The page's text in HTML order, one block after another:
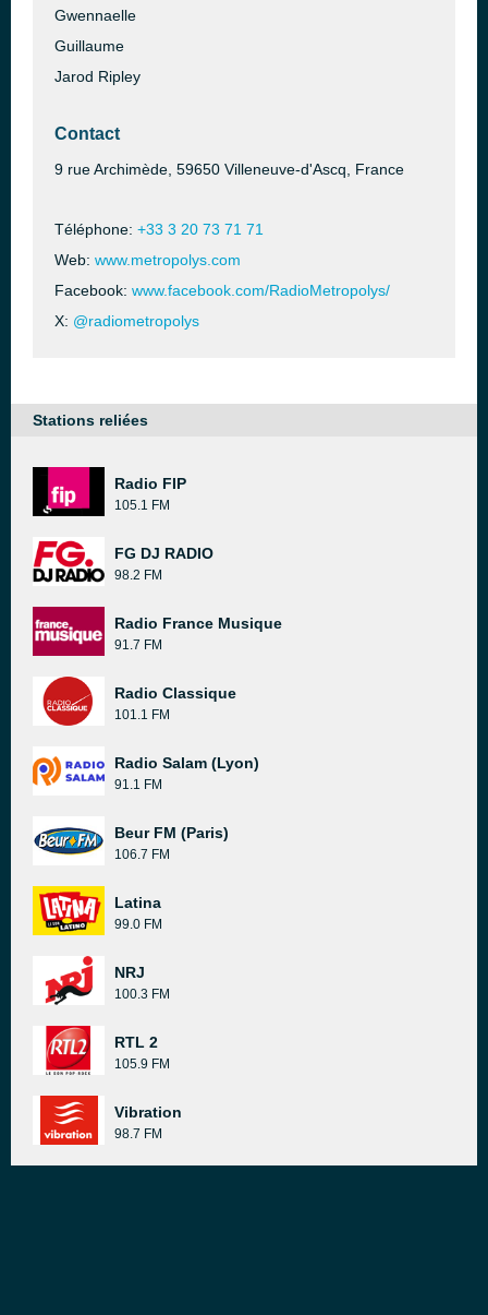
Gwennaelle
Guillaume
Jarod Ripley
Contact
9 rue Archimède, 59650 Villeneuve-d'Ascq, France
Téléphone: +33 3 20 73 71 71
Web: www.metropolys.com
Facebook: www.facebook.com/RadioMetropolys/
X: @radiometropolys
Stations reliées
Radio FIP
105.1 FM
FG DJ RADIO
98.2 FM
Radio France Musique
91.7 FM
Radio Classique
101.1 FM
Radio Salam (Lyon)
91.1 FM
Beur FM (Paris)
106.7 FM
Latina
99.0 FM
NRJ
100.3 FM
RTL 2
105.9 FM
Vibration
98.7 FM